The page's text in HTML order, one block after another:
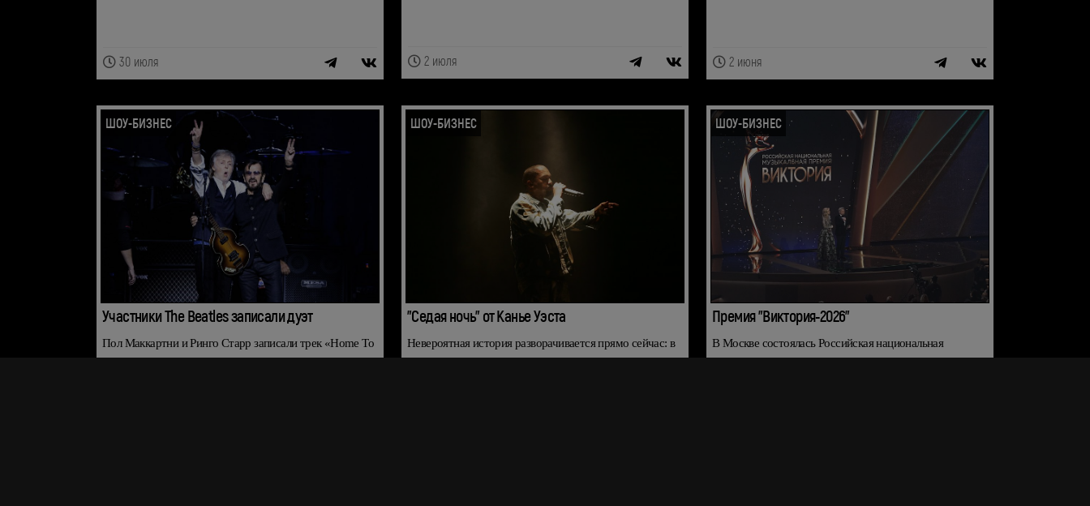
30 июля 2 июля 2 июня
ШОУ-БИЗНЕС
Участники The Beatles записали дуэт
Пол Маккартни и Ринго Старр записали трек «Home To
Us», который рассказывает о детских годах Пола и
ШОУ-БИЗНЕС
"Седая ночь" от Канье Уэста
Невероятная история разворачивается прямо сейчас: в
начале апреля в сети стал вирусным ролик, на котором
ШОУ-БИЗНЕС
Премия "Виктория-2026"
В Москве состоялась Российская национальная
музыкальная премия "Виктория", которая прошла при